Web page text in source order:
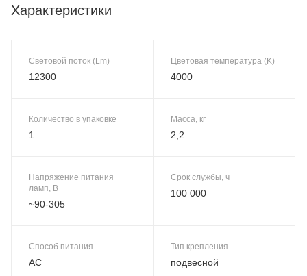
Характеристики
Световой поток (Lm)
12300
Цветовая температура (K)
4000
Количество в упаковке
1
Масса, кг
2,2
Напряжение питания
ламп, В
~90-305
Срок службы, ч
100 000
Способ питания
AC
Тип крепления
подвесной